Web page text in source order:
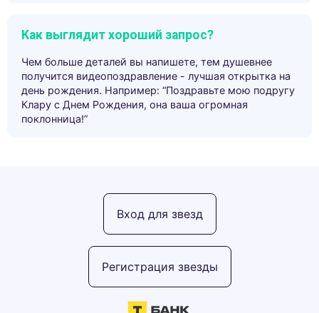
Как выглядит хороший запрос?
Чем больше деталей вы напишете, тем душевнее
получится видеопоздравление - лучшая открытка на
день рождения. Например: “Поздравьте мою подругу
Клару с Днем Рождения, она ваша огромная
поклонница!”
Регистрация звезды
Вход для звезд